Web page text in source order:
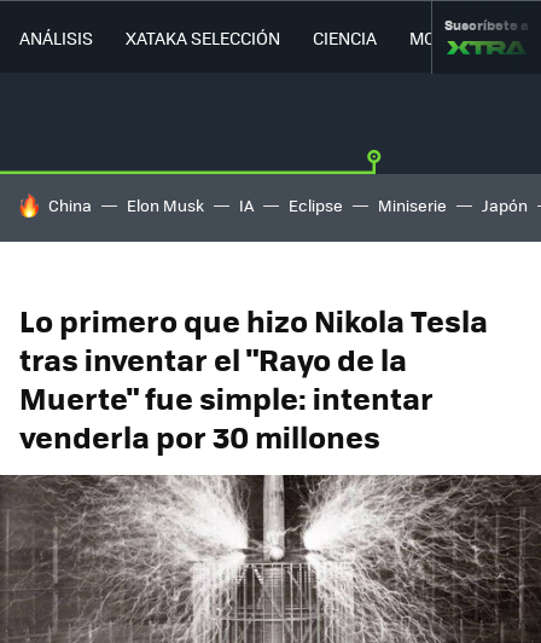
ANÁLISIS XATAKA SELECCIÓN CIENCIA MOVILIDAD
Suscríbete a
HOY SE HABLA DE
China Elon Musk IA Eclipse Miniserie Japón
Lo primero que hizo Nikola Tesla
tras inventar el "Rayo de la
Muerte" fue simple: intentar
venderla por 30 millones